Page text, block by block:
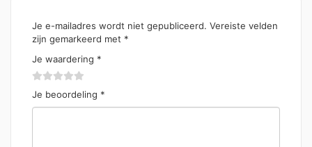
Je e-mailadres wordt niet gepubliceerd. Vereiste velden
zijn gemarkeerd met *
Je waardering *
Je beoordeling *